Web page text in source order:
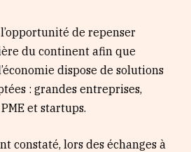
de repenser
du continent afin que
dispose de solutions
: grandes entreprises,
et startups.
constaté, lors des échanges à